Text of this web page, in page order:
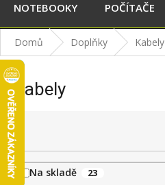
NOTEBOOKY POČÍTAČE
Domů Doplňky Kabely
Kabely
P
Na skladě 23